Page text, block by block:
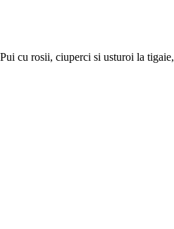
Pui cu rosii, ciuperci si usturoi la